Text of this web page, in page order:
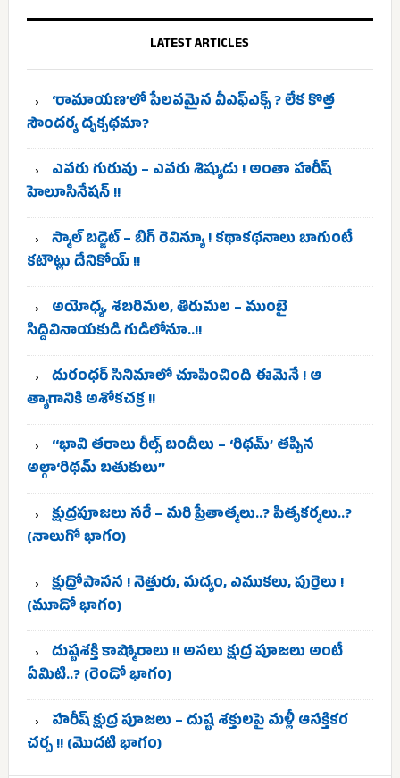
LATEST ARTICLES
‘రామాయణ’లో పేలవమైన వీఎఫ్‌ఎక్స్ ? లేక కొత్త
సౌందర్య దృక్పథమా?
ఎవరు గురువు – ఎవరు శిష్యుడు ! అంతా హరీష్
హెలూసినేషన్ !!
స్మాల్ బడ్జెట్ – బిగ్ రెవిన్యూ ! కథాకథనాలు బాగుంటే
కటౌట్లు దేనికోయ్ !!
అయోధ్య, శబరిమల, తిరుమల – ముంబై
సిద్దివినాయకుడి గుడిలోనూ..!!
దురంధర్ సినిమాలో చూపించింది ఈమెనే ! ఆ
త్యాగానికి అశోకచక్ర !!
‘‘భావి తరాలు రీల్స్‌ బందీలు – ‘రిథమ్’ తప్పిన
అల్గా‘రిథమ్ బతుకులు’’
క్షుద్రపూజలు సరే – మరి ప్రేతాత్మలు..? పితృకర్మలు..?
(నాలుగో భాగం)
క్షుద్రోపాసన ! నెత్తురు, మద్యం, ఎముకలు, పుర్రెలు !
(మూడో భాగం)
దుష్టశక్తి కాష్మోరాలు !! అసలు క్షుద్ర పూజలు అంటే
ఏమిటి..? (రెండో భాగం)
హరీష్ క్షుద్ర పూజలు – దుష్ట శక్తులపై మళ్లీ ఆసక్తికర
చర్చ !! (మొదటి భాగం)